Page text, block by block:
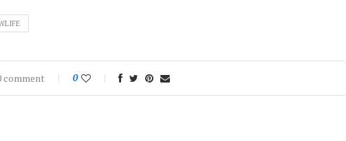
comment 0